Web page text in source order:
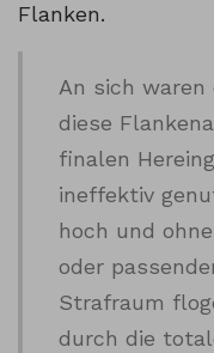
Flanken.
An sich waren
diese
finalen
ineffektiv
hoch und
oder
Strafraum
durch die